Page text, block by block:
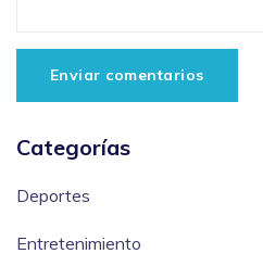
Enviar comentarios
Categorías
Deportes
Entretenimiento